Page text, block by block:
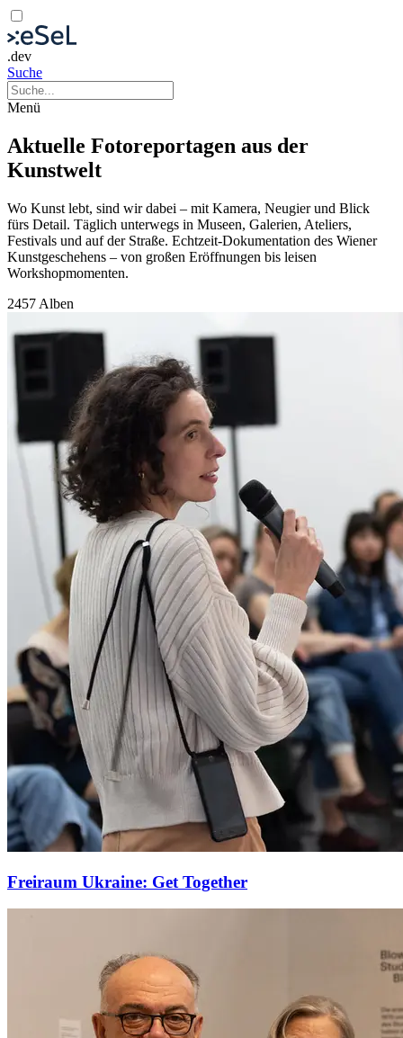
.dev
Suche
Menü
Aktuelle Fotoreportagen aus der
Kunstwelt
Wo Kunst lebt, sind wir dabei – mit Kamera, Neugier und Blick
fürs Detail. Täglich unterwegs in Museen, Galerien, Ateliers,
Festivals und auf der Straße. Echtzeit-Dokumentation des Wiener
Kunstgeschehens – von großen Eröffnungen bis leisen
Workshopmomenten.
2457 Alben
Freiraum Ukraine: Get Together